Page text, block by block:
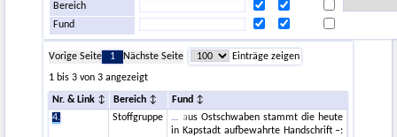
Bereich
Fund
Vorige Seite 1 Nächste Seite
Einträge zeigen
1 bis 3 von 3 angezeigt
Nr. & Link Bereich
Fund
4.
Stoffgruppe
aus Ostschwaben stammt die heute
in Kapstadt aufbewahrte Handschrift –: